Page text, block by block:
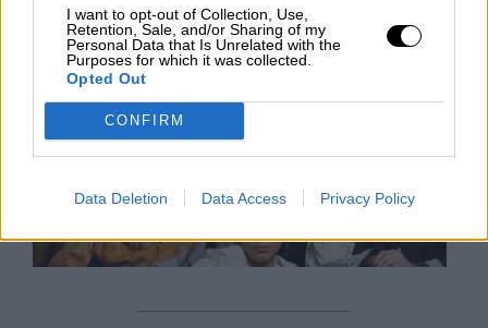
I want to opt-out of Collection, Use,
Retention, Sale, and/or Sharing of my
Personal Data that Is Unrelated with the
Purposes for which it was collected.
Opted Out
CONFIRM
Data Deletion Data Access Privacy Policy
Mas artículos del mismo autor/a